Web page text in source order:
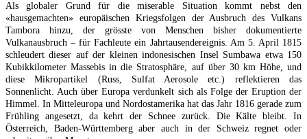
Als globaler Grund für die miserable Situation kommt nebst den
«hausgemachten» europäischen Kriegsfolgen der Ausbruch des Vulkans
Tambora hinzu, der grösste von Menschen bisher dokumentierte
Vulkanausbruch – für Fachleute ein Jahrtausendereignis. Am 5. April 1815
schleudert dieser auf der kleinen indonesischen Insel Sumbawa etwa 150
Kubikkilometer Massebis in die Stratosphäre, auf über 30 km Höhe, und
diese Mikropartikel (Russ, Sulfat Aerosole etc.) reflektieren das
Sonnenlicht. Auch über Europa verdunkelt sich als Folge der Eruption der
Himmel. In Mitteleuropa und Nordostamerika hat das Jahr 1816 gerade zum
Frühling angesetzt, da kehrt der Schnee zurück. Die Kälte bleibt. In
Österreich, Baden-Württemberg aber auch in der Schweiz regnet oder